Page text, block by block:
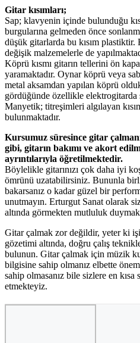
Gitar kısımları;
Sap; klavyenin içinde bulunduğu
burgularına gelmeden önce
düşük gitarlarda bu kısım
değişik malzemelerle de
Köprü kısmı gitarın tellerini ön
yaramaktadır. Oynar köprü veya
metal aksamdan yapılan köprü
gördüğünde özellikle
Manyetik; titreşimleri algılayan
bulunmaktadır.
Kursumuz süresince gitar
gibi, gitarın bakımı ve akort
ayrıntılarıyla öğretilmektedir.
Böylelikle gitarınızı çok daha iyi
ömrünü uzatabilirsiniz. Bununla
bakarsanız o kadar güzel bir
unutmayın. Erturgut Sanat olarak
altında görmekten mutluluk
Gitar çalmak zor değildir, yeter ki
gözetimi altında, doğru çalış
bulunun. Gitar çalmak için müzik
bilgisine sahip olmanız elbette
sahip olmasanız bile sizlere en kısa
etmekteyiz.